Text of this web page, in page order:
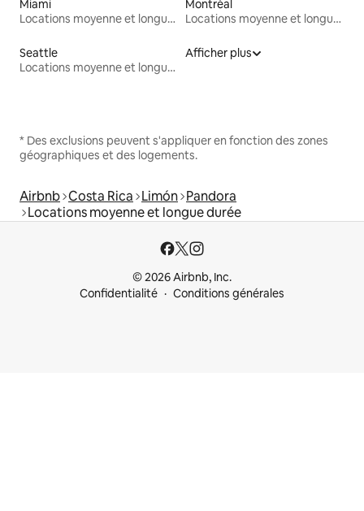
Miami
Locations moyenne et longue durée
Montréal
Locations moyenne et longue durée
Seattle
Locations moyenne et longue durée
Afficher plus
* Des exclusions peuvent s'appliquer en fonction des zones
géographiques et des logements.
Airbnb Costa Rica Limón Pandora
Locations moyenne et longue durée
© 2026 Airbnb, Inc.
Confidentialité
Conditions générales